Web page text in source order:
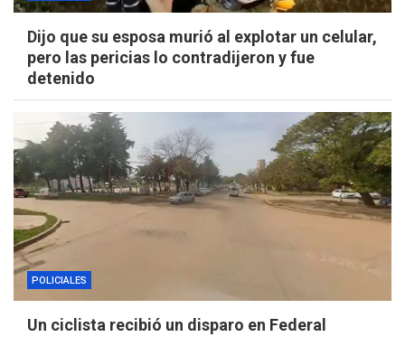
Dijo que su esposa murió al explotar un celular,
pero las pericias lo contradijeron y fue
detenido
POLICIALES
Un ciclista recibió un disparo en Federal